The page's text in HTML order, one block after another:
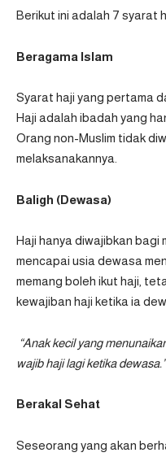
Berikut ini adalah 7 syarat
Beragama Islam
Syarat haji yang pertama
Haji adalah ibadah yang
Orang non-Muslim tidak
melaksanakannya.
Baligh (Dewasa)
Haji hanya diwajibkan bagi
mencapai usia dewasa
memang boleh ikut haji,
kewajiban haji ketika ia
“Anak kecil yang
wajib haji lagi ketika
Berakal Sehat
Seseorang yang akan